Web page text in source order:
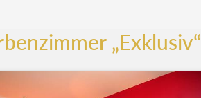
„Exklusiv“